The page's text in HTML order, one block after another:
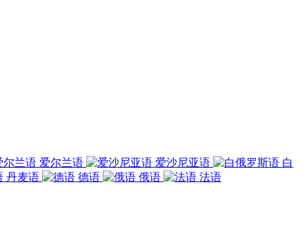
爱尔兰语 爱沙尼亚语
白
丹麦语 德语 俄语 法语